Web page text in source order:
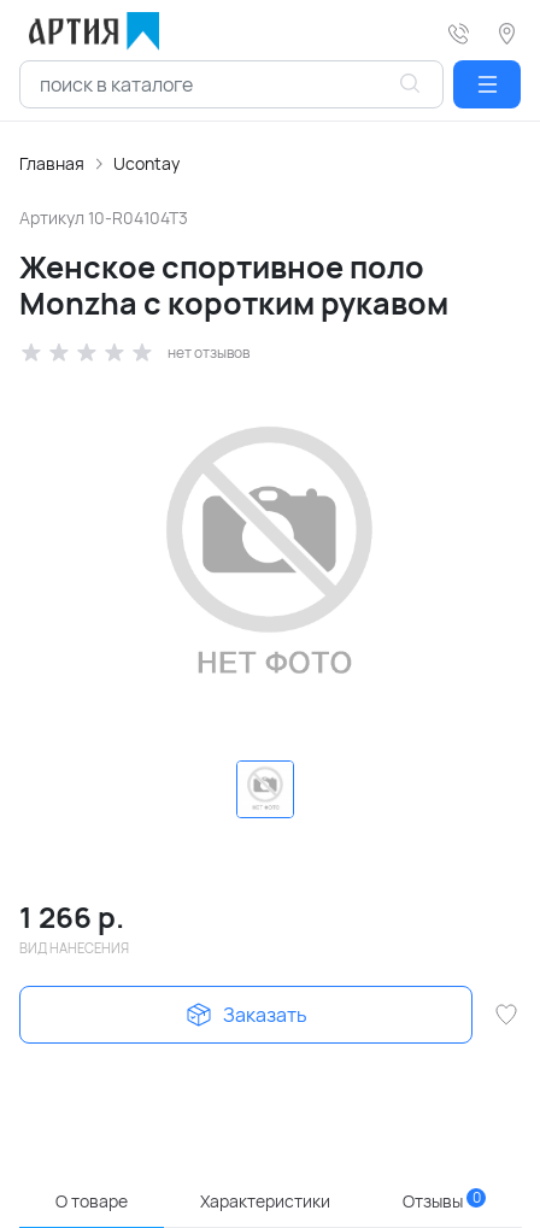
Главная Ucontay
Артикул 10-R04104T3
Женское спортивное поло
Monzha с коротким рукавом
нет отзывов
1 266 р.
ВИД НАНЕСЕНИЯ
Заказать
О товаре Характеристики Отзывы 0